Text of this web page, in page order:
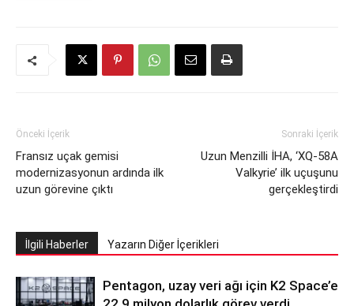
Önceki İçerik
Fransız uçak gemisi
modernizasyonun ardında ilk
uzun görevine çıktı
Sonraki İçerik
Uzun Menzilli İHA, ‘XQ-58A
Valkyrie’ ilk uçuşunu
gerçekleştirdi
İlgili Haberler Yazarın Diğer İçerikleri
Pentagon, uzay veri ağı için K2 Space’e